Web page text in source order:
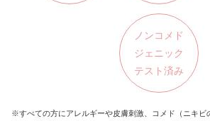
ノンコメド
ジェニック
テスト済み
※すべての方にアレルギーや皮膚刺激、コメド（ニキビ